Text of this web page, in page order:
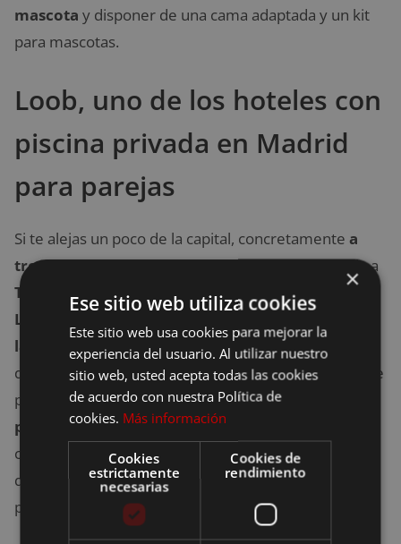
mascota y disponer de una cama adaptada y un kit
para mascotas.
Loob, uno de los hoteles con
piscina privada en Madrid
para parejas
Si te alejas un poco de la capital, concretamente a
tres kilómetros del centro de la ciudad,llegarás a
Torrejón de Ardoz, donde se encuentra el hotel
Loob.
las parejas
que buscan un poco de intimidad y
discreción en habitaciones diseñadas exclusivamente
para ello. El Hotel Loob se caracteriza por tener
piscina privada en la Suite Premium.
cuentan con un servicio que te llevará la comida para
que no tengas que salir ni de la habitación ni de la
piscina para comer.
×
Ese sitio web utiliza cookies
Este sitio web usa cookies para mejorar la
experiencia del usuario. Al utilizar nuestro
sitio web, usted acepta todas las cookies
de acuerdo con nuestra Política de
cookies. Más información
Cookies
estrictamente
necesarias
Cookies de
rendimiento